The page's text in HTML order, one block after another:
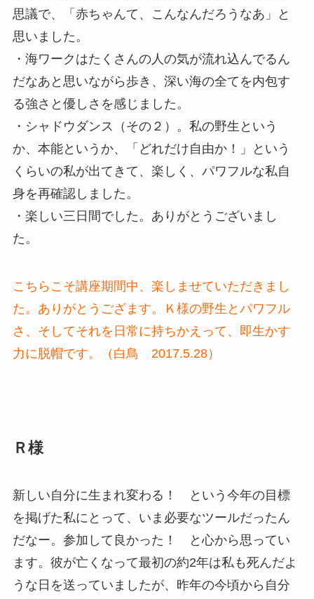
思議で、「赤ちゃんて、こんなんだろうなあ」と
思いました。
・海ワークはたくさんの人の気が流れ込んでるん
だなあと思いながら歩き、深い海の全てを内包す
る強さと優しさを感じました。
・シャドウダンス（その２）。私の野生という
か、本能というか、「どれだけ自由か！」という
くらいの私が出てきて、楽しく、パワフルな私自
身を再確認しました。
・楽しい三日間でした。ありがとうございまし
た。
こちらこそ講座期間中、楽しませていただきまし
た。ありがとうござます。Ｋ様の野生とパワフル
さ、そしてそれを日常に持ちかえって、即生かす
力に脱帽です。（白鳥 2017.5.28）
Ｒ様
新しい自分に生まれ変わる！ という今年の目標
を掲げた私にとって、いま必要なツールだったん
だなー。参加して良かった！ と心から思ってい
ます。彼が亡くなって最初の約2年は私も死んだよ
うな日を送っていましたが、昨年の今頃から自分